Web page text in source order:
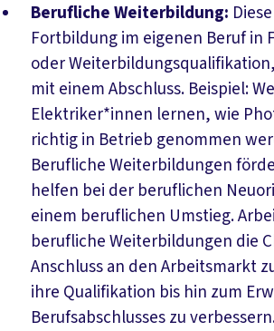
Berufliche Weiterbildung:
Fortbildung im eigenen Beruf in
oder
mit einem Abschluss. Beispiel:
Elektriker*innen lernen, wie
richtig in Betrieb genommen
Berufliche Weiterbildungen
helfen bei der beruflichen
einem beruflichen Umstieg.
berufliche Weiterbildungen die
Anschluss an den Arbeitsmarkt
ihre Qualifikation bis hin zum
Berufsabschlusses zu